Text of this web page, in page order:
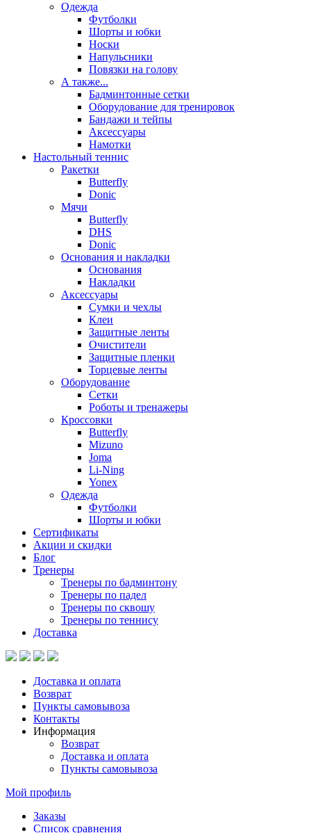
Одежда
Футболки
Шорты и юбки
Носки
Напульсники
Повязки на голову
А также...
Бадминтонные сетки
Оборудование для тренировок
Бандажи и тейпы
Аксессуары
Намотки
Настольный теннис
Ракетки
Butterfly
Donic
Мячи
Butterfly
DHS
Donic
Основания и накладки
Основания
Накладки
Аксессуары
Сумки и чехлы
Клеи
Защитные ленты
Очистители
Защитные пленки
Торцевые ленты
Оборудование
Сетки
Роботы и тренажеры
Кроссовки
Butterfly
Mizuno
Joma
Li-Ning
Yonex
Одежда
Футболки
Шорты и юбки
Сертификаты
Акции и скидки
Блог
Тренеры
Тренеры по бадминтону
Тренеры по падел
Тренеры по сквошу
Тренеры по теннису
Доставка
Доставка и оплата
Возврат
Пункты самовывоза
Контакты
Информация
Возврат
Доставка и оплата
Пункты самовывоза
Мой профиль
Заказы
Список сравнения